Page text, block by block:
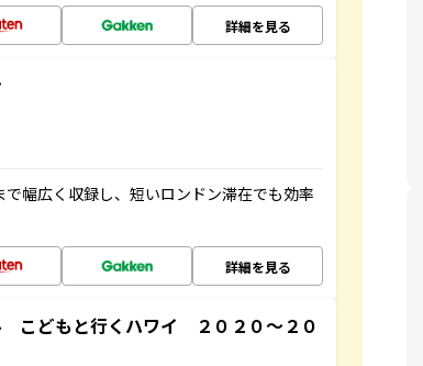
詳細を見る
幅広く収録し、短いロンドン滞在でも効率
詳細を見る
どもと行くハワイ ２０２０～２０